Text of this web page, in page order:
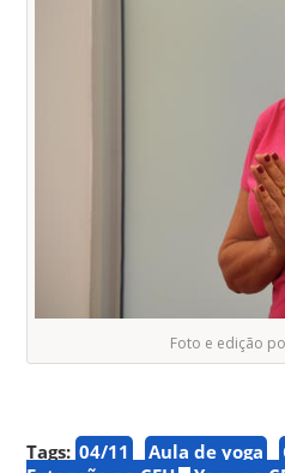
Foto e edição
Tags: 04/11 Aula de yoga